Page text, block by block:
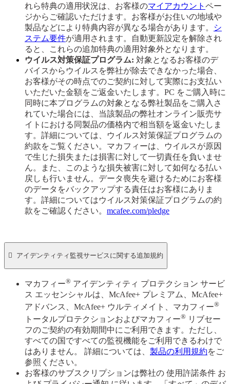
れら特典の適用状況は、お客様のマイアカウント ペー
ジからご確認いただけます。お客様がお住いの地域や
製品などにより特典内容が異なる場合があります。
シ
ステム要件が適用されます。自動更新設定を解除され
ると、これらの追加特典の適用対象外となります。
ウイルス対策保証プログラム: 対象となるお客様のデ
バイスからウイルスを弊社が除去できなかった場合、
お客様がその時点でのご契約に対して実際にお支払い
いただいた金額をご返金いたします。PC をご購入時に
同時に本プログラムの対象となる弊社製品をご購入さ
れていた場合には、当該製品の弊社オンライン販売サ
イトにおける同製品の価格内で相当額を返金いたしま
す。詳細については、ウイルス対策保証プログラムの
約款をご覧ください。マカフィーは、ウイルスが原因
で生じた損失または損害に対して一切責任を負いませ
ん。また、このような損失被害に対して如何なる払い
戻しも行いません。データ喪失を避けるためにお客様
のデータをバックアップする責任はお客様にありま
す。詳細についてはウイルス対策保証プログラムの約
款をご確認ください。 mcafee.com/pledge
 アイデンティティ監視サービスに関する追加規約
マカフィー® アイデンティティ プロテクション サービ
ス エッセンシャルは、McAfee+ プレミアム、McAfee+
アドバンス、McAfee+ ウルティメイト、マカフィー®
トータルプロテクションおよびマカフィー® リブセー
フのご契約の有効期間中にご利用できます。ただし、
すべての国ですべての監視機能をご利用できるわけで
はありません。 詳細については、 製品の利用規約をご
参照ください。
お客様のサブスクリプションは弊社の 使用許諾条件 お